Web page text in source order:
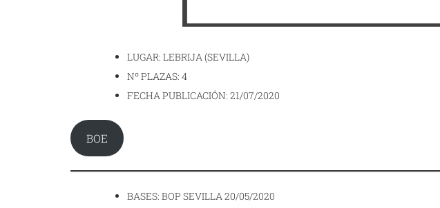
LUGAR: LEBRIJA (SEVILLA)
Nº PLAZAS: 4
FECHA PUBLICACIÓN: 21/07/2020
BOE
BASES: BOP SEVILLA 20/05/2020